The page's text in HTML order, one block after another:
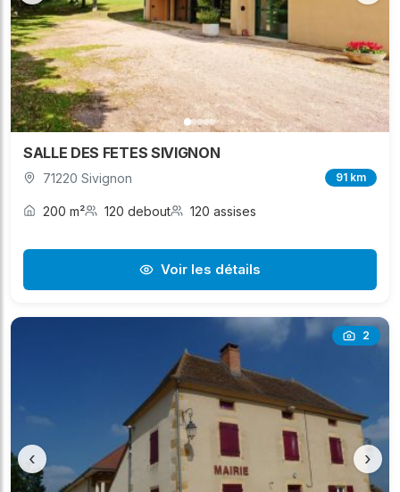
SALLE DES FETES SIVIGNON
71220 Sivignon 91 km
200 m² 120 debout 120 assises
Voir les détails
2
‹ ›